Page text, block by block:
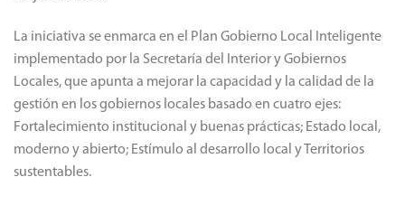
La iniciativa se enmarca en el Plan Gobierno Local Inteligente
implementado por la Secretaría del Interior y Gobiernos
Locales, que apunta a mejorar la capacidad y la calidad de la
gestión en los gobiernos locales basado en cuatro ejes:
Fortalecimiento institucional y buenas prácticas; Estado local,
moderno y abierto; Estímulo al desarrollo local y Territorios
sustentables.